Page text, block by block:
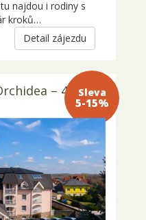
najdou i rodiny s
kroků…
Detail zájezdu
Sleva 5-
15%
– 4 denní